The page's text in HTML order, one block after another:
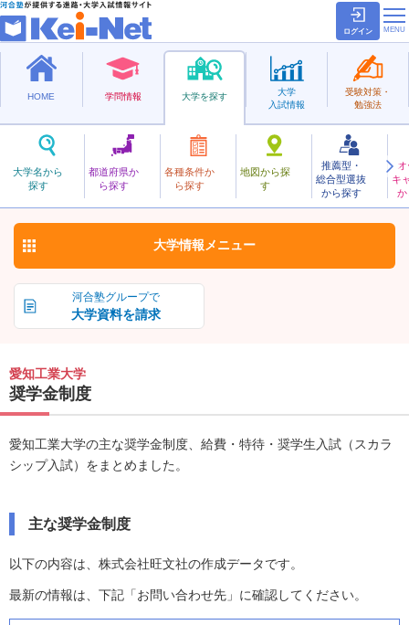
ログイン
HOME 学問情報 大学を探す
大学名から
探す
都道府県か
ら探す
各種条件か
ら探す
地図から探
す
推薦型・
総合型選抜
から探す
キ
か
大学
入試情報
受験対策・
勉強法
私立
あいちこうぎょう
愛知工業大学 お気に入り
河合塾グループで
大学資料を請求
大学情報 メニュー
愛知工業大学
奨学金制度
愛知工業大学の主な奨学金制度、給費・特待・奨学生入試（スカラ
シップ入試）をまとめました。
主な奨学金制度
以下の内容は、株式会社旺文社の作成データです。
最新の情報は、下記「お問い合わせ先」に確認してください。